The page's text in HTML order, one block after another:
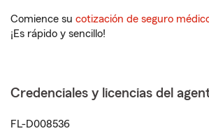
Comience su cotización de seguro
¡Es rápido y sencillo!
Credenciales y licencias del
FL-D008536